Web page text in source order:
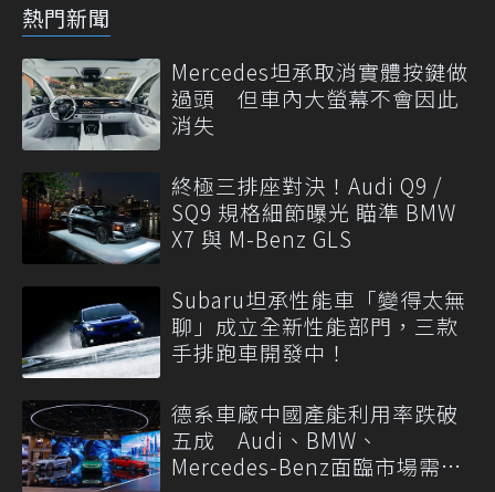
熱門新聞
Mercedes坦承取消實體按鍵做
過頭 但車內大螢幕不會因此
消失
終極三排座對決！Audi Q9 /
SQ9 規格細節曝光 瞄準 BMW
X7 與 M-Benz GLS
Subaru坦承性能車「變得太無
聊」成立全新性能部門，三款
手排跑車開發中！
德系車廠中國產能利用率跌破
五成 Audi、BMW、
Mercedes-Benz面臨市場需求